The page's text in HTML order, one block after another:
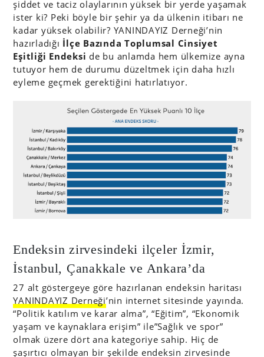
şiddet ve taciz olaylarının yüksek bir yerde yaşamak
ister ki? Peki böyle bir şehir ya da ülkenin itibarı ne
kadar yüksek olabilir? YANINDAYIZ Derneği’nin
hazırladığı İlçe Bazında Toplumsal Cinsiyet
Eşitliği Endeksi de bu anlamda hem ülkemize ayna
tutuyor hem de durumu düzeltmek için daha hızlı
eyleme geçmek gerektiğini hatırlatıyor.
Endeksin zirvesindeki ilçeler İzmir,
İstanbul, Çanakkale ve Ankara’da
27 alt göstergeye göre hazırlanan endeksin haritası
YANINDAYIZ Derneği’nin internet sitesinde yayında.
“Politik katılım ve karar alma”, “Eğitim”, “Ekonomik
yaşam ve kaynaklara erişim” ile”Sağlık ve spor”
olmak üzere dört ana kategoriye sahip. Hiç de
şaşırtıcı olmayan bir şekilde endeksin zirvesinde